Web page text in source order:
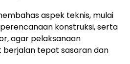
aspek teknis, mulai
konstruksi, serta
agar pelaksanaan
tepat sasaran dan